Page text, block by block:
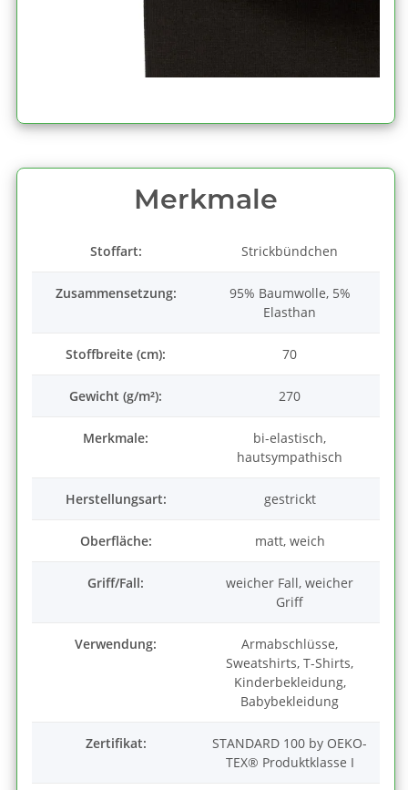
Merkmale
Stoffart: Strickbündchen
Zusammensetzung:
95% Baumwolle, 5%
Elasthan
Stoffbreite (cm): 70
Gewicht (g/m²): 270
Merkmale:
bi-elastisch,
hautsympathisch
Herstellungsart: gestrickt
Oberfläche: matt, weich
Griff/Fall:
weicher Fall, weicher
Griff
Verwendung:
Armabschlüsse,
Sweatshirts, T-Shirts,
Kinderbekleidung,
Babybekleidung
Zertifikat:
STANDARD 100 by OEKO-
TEX® Produktklasse I